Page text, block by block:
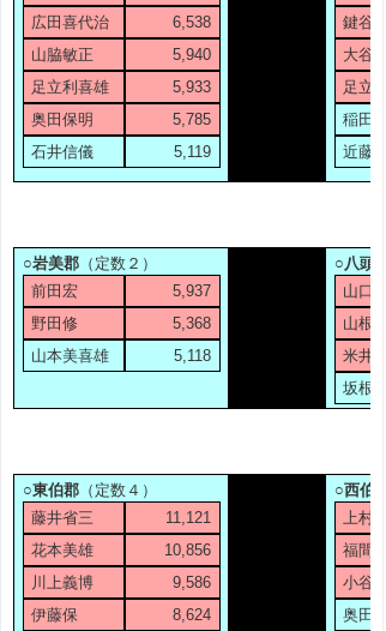
広田喜代治
6,538
山脇敏正
5,940
足立利喜雄
5,933
奥田保明
5,785
石井信儀
5,119
鍵谷純
大谷輝
足立光
稲田寿
近藤光
○岩美郡（定数２）
前田宏
5,937
野田修
5,368
山本美喜雄
5,118
○八頭郡
山口享
山根英
米井悟
坂根実
○東伯郡（定数４）
藤井省三
11,121
花本美雄
10,856
川上義博
9,586
伊藤保
8,624
○西伯郡
上村忠
福間裕
小谷茂
奥田隆